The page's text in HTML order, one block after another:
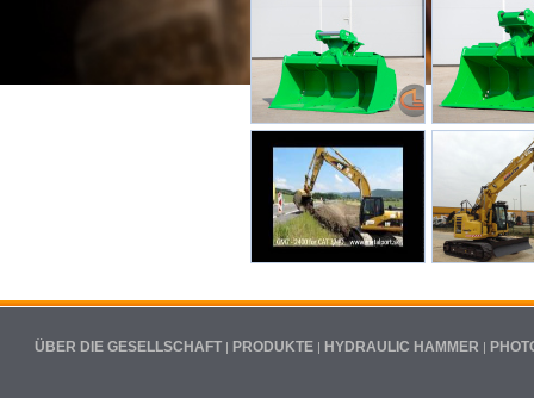
ÜBER DIE GESELLSCHAFT | PRODUKTE | HYDRAULIC HAMMER |